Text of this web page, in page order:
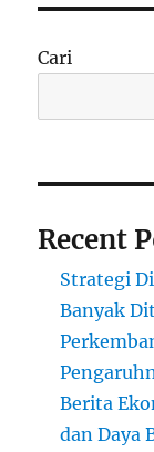
Cari
Recent
Strategi
Banyak
Berita
dan Daya